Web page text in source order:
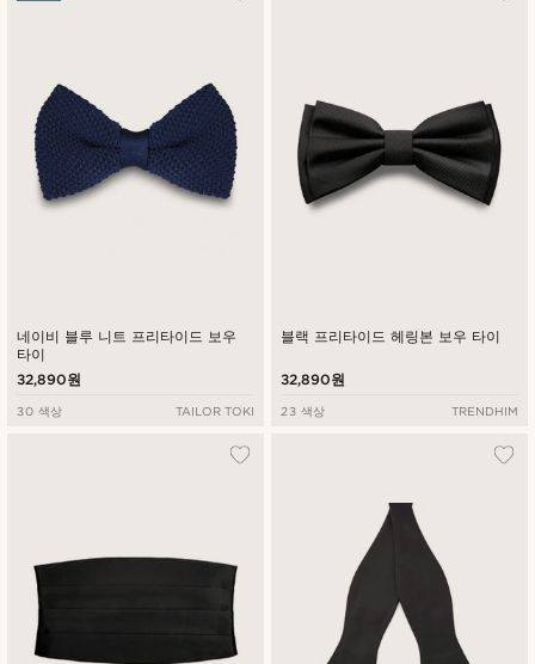
네이비 블루 니트 프리타이드 보우
타이
32,890원
30 색상 TAILOR TOKI
블랙 프리타이드 헤링본 보우 타이
32,890원
23 색상 TRENDHIM